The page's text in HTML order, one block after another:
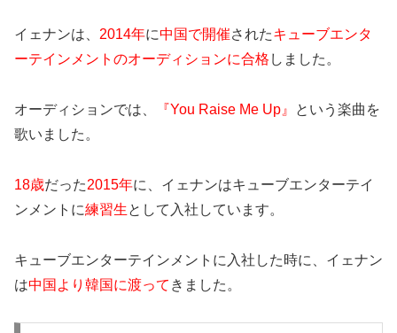
イェナンは、 2014年に中国で開催されたキューブエンタ
ーテインメントのオーディションに合格 しました。
オーディションでは、 『You Raise Me Up』
という楽曲を
歌いました。
18歳だった2015年に、イェナンはキューブエンターテイ
ンメントに練習生として入社しています。
キューブエンターテインメントに入社した時に、イェナン
は中国より韓国に渡って きました。